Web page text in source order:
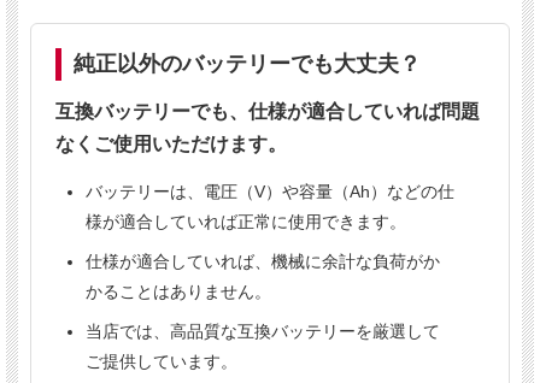
高品質互換バッテリー（純正同等性能）
純正より20〜50％安く、6ヶ月保証付き
純正同等性能 6ヶ月保証 法人向け販売
業務用実績あり
✔ 清掃業者様
✔ ビルメンテナンス会社様
✔ 倉庫の清掃担当者様
純正以外のバッテリーでも大丈夫？
互換バッテリーでも、仕様が適合していれば問題
なくご使用いただけます。
バッテリーは、電圧（V）や容量（Ah）などの仕
様が適合していれば正常に使用できます。
仕様が適合していれば、機械に余計な負荷がか
かることはありません。
当店では、高品質な互換バッテリーを厳選して
ご提供しています。